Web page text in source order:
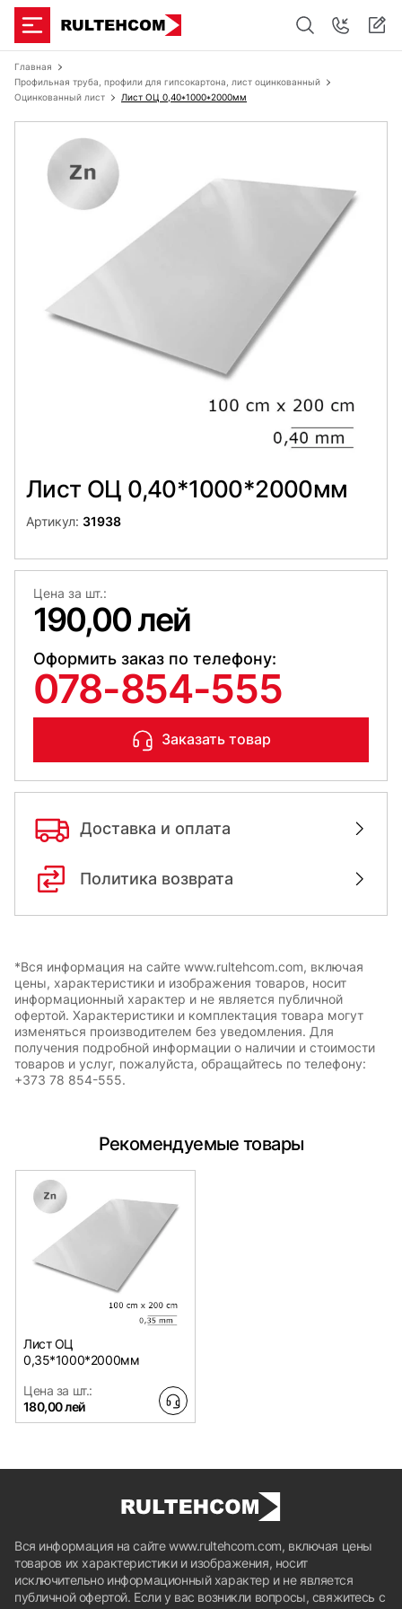
Главная
Профильная труба, профили для гипсокартона, лист оцинкованный
Оцинкованный лист
Лист ОЦ 0,40*1000*2000мм
Лист ОЦ 0,40*1000*2000мм
Артикул: 31938
Цена за шт.:
190,00 лей
Оформить заказ по телефону:
078-854-555
Заказать товар
Доставка и оплата
Политика возврата
*Вся информация на сайте www.rultehcom.com, включая
цены, характеристики и изображения товаров, носит
информационный характер и не является публичной
офертой. Характеристики и комплектация товара могут
изменяться производителем без уведомления. Для
получения подробной информации о наличии и стоимости
товаров и услуг, пожалуйста, обращайтесь по телефону:
+373 78 854-555.
Рекомендуемые товары
Лист ОЦ
0,35*1000*2000мм
Цена за шт.:
180,00 лей
Вся информация на сайте www.rultehcom.com, включая цены
товаров их характеристики и изображения, носит
исключительно информационный характер и не является
публичной офертой. Если у вас возникли вопросы, свяжитесь с